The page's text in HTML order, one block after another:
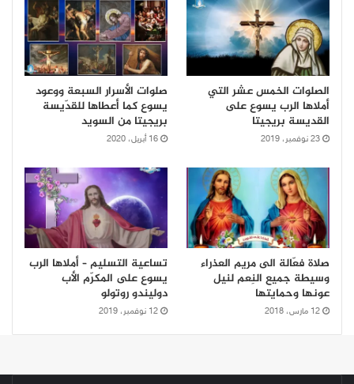
الصلوات الخمس عشر التي
أملاها الرب يسوع على
القديسة بريجيتا
23 نوفمبر، 2019
صلوات الأسرار السبعة ووعود
يسوع كما أعطاها للقدّيسة
بريجيتا من السويد
16 أبريل، 2020
صلاة فعّالة الى مريم العذراء
وسيطة جميع النِعم لنيل
عونها وحمايتها
12 مارس، 2018
تساعية التسليم – أملاها الرب
يسوع على المكرّم الأب
دوليندو روتولو
12 نوفمبر، 2019